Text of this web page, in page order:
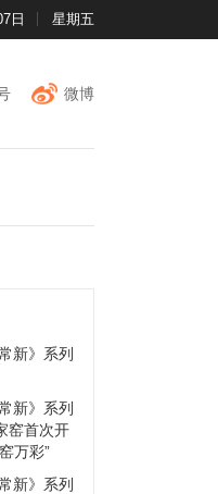
日 星期五
微博
新》系列
新》系列
窑首次开
万彩”
新》系列